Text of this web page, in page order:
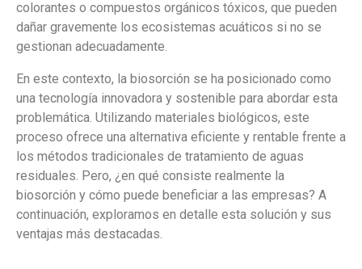
colorantes o compuestos orgánicos tóxicos, que pueden
dañar gravemente los ecosistemas acuáticos si no se
gestionan adecuadamente.
En este contexto, la biosorción se ha posicionado como
una tecnología innovadora y sostenible para abordar esta
problemática. Utilizando materiales biológicos, este
proceso ofrece una alternativa eficiente y rentable frente a
los métodos tradicionales de tratamiento de aguas
residuales. Pero, ¿en qué consiste realmente la
biosorción y cómo puede beneficiar a las empresas? A
continuación, exploramos en detalle esta solución y sus
ventajas más destacadas.